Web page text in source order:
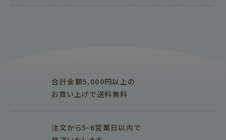
雑貨類
M5 M6
その他
おりがみ
合計金額5,000円以上の
お買い上げで送料無料
注文から5-6営業日以内で